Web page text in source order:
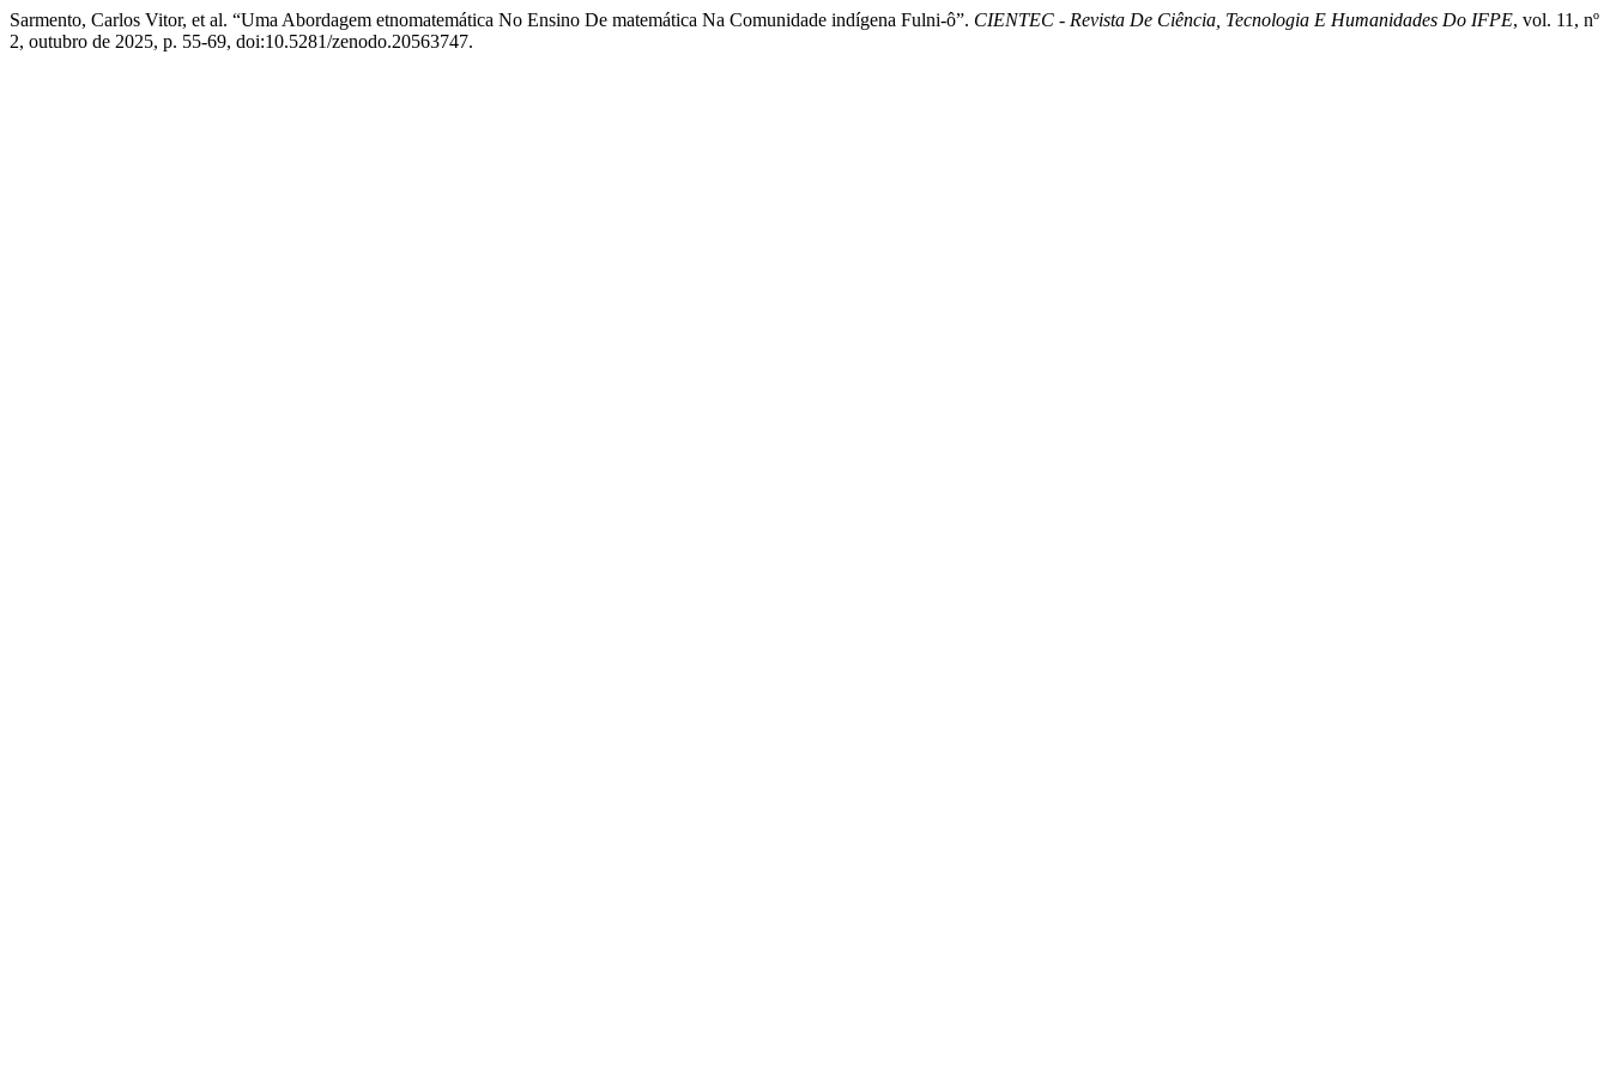
Sarmento, Carlos Vitor, et al. “Uma Abordagem etnomatemática No Ensino De matemática Na Comunidade indígena Fulni-ô”. CIENTEC - Revista De Ciência, Tecnologia E Humanidades Do IFPE, vol. 11, nº
2, outubro de 2025, p. 55-69, doi:10.5281/zenodo.20563747.